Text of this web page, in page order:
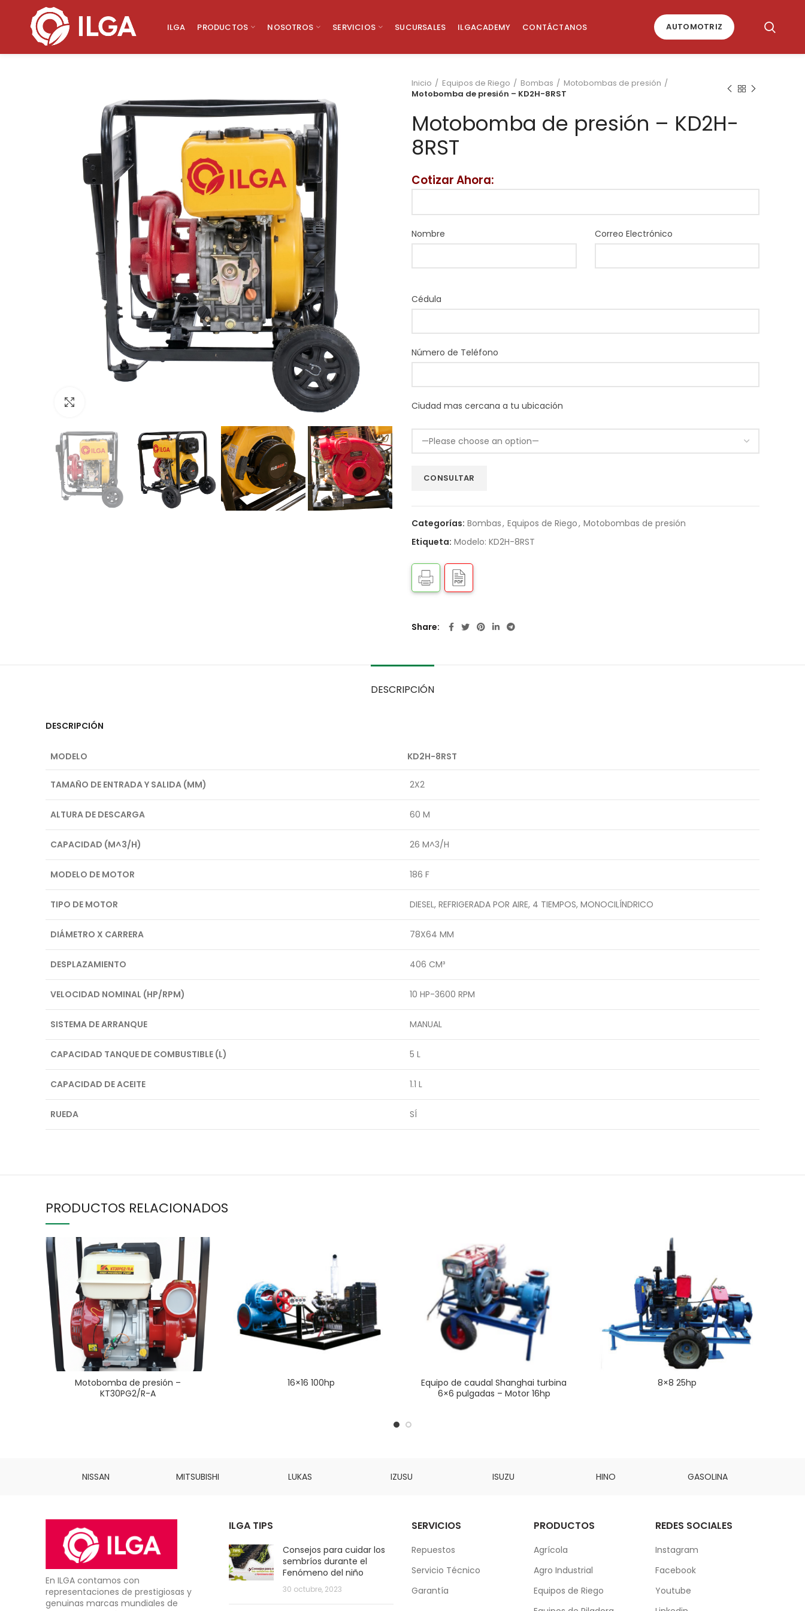
ILGA PRODUCTOS NOSOTROS SERVICIOS SUCURSALES ILGACADEMY CONTÁCTANOS AUTOMOTRIZ
Inicio Equipos de Riego Bombas
Motobombas de presión
Motobomba de presión – KD2H-8RST
Motobomba de presión – KD2H-
8RST
Cotizar Ahora:
Nombre Correo Electrónico
Cédula
Número de Teléfono
Ciudad mas cercana a tu ubicación
Categorías: Bombas, Equipos de Riego, Motobombas de presión
Etiqueta: Modelo: KD2H-8RST
Share
DESCRIPCIÓN
DESCRIPCIÓN
MODELO KD2H-8RST
TAMAÑO DE ENTRADA Y SALIDA (MM) 2X2
ALTURA DE DESCARGA 60 M
CAPACIDAD (M^3/H) 26 M^3/H
MODELO DE MOTOR 186 F
TIPO DE MOTOR DIESEL, REFRIGERADA POR AIRE, 4 TIEMPOS, MONOCILÍNDRICO
DIÁMETRO X CARRERA 78X64 MM
DESPLAZAMIENTO 406 CM³
VELOCIDAD NOMINAL (HP/RPM) 10 HP-3600 RPM
SISTEMA DE ARRANQUE MANUAL
CAPACIDAD TANQUE DE COMBUSTIBLE (L) 5 L
CAPACIDAD DE ACEITE 1.1 L
RUEDA SÍ
PRODUCTOS RELACIONADOS
Motobomba de presión –
KT30PG2/R-A
16×16 100hp
Equipo de caudal Shanghai turbina
6×6 pulgadas – Motor 16hp
8×8 25hp
NISSAN MITSUBISHI LUKAS IZUSU ISUZU HINO GASOLINA
En ILGA contamos con
representaciones de prestigiosas y
genuinas marcas mundiales de
ILGA TIPS
Consejos para cuidar los
sembríos durante el
Fenómeno del niño
30 octubre, 2023
SERVICIOS
Repuestos
Servicio Técnico
Garantía
PRODUCTOS
Agrícola
Agro Industrial
Equipos de Riego
REDES SOCIALES
Instagram
Facebook
Youtube